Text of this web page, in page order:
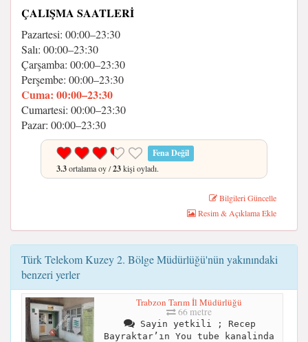
ÇALIŞMA SAATLERI
Pazartesi: 00:00–23:30
Salı: 00:00–23:30
Çarşamba: 00:00–23:30
Perşembe: 00:00–23:30
Cuma: 00:00–23:30
Cumartesi: 00:00–23:30
Pazar: 00:00–23:30
Fena Değil
3.3ortalama oy /23kişi oyladı.
Bilgileri Güncelle
Resim & Açıklama Ekle
Türk Telekom Kuzey 2. Bölge Müdürlüğü'nün yakınındaki
benzeri yerler
Trabzon Tarım İl Müdürlüğü
66 metre
Sayin yetkili ; Recep
Bayraktar’ın You tube kanalinda